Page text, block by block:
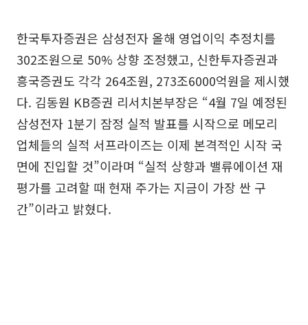
한국투자증권은 삼성전자 올해 영업이익 추정치를
302조원으로 50% 상향 조정했고, 신한투자증권과
흥국증권도 각각 264조원, 273조6000억원을 제시했
다. 김동원 KB증권 리서치본부장은 “4월 7일 예정된
삼성전자 1분기 잠정 실적 발표를 시작으로 메모리
업체들의 실적 서프라이즈는 이제 본격적인 시작 국
면에 진입할 것”이라며 “실적 상향과 밸류에이션 재
평가를 고려할 때 현재 주가는 지금이 가장 싼 구
간”이라고 밝혔다.